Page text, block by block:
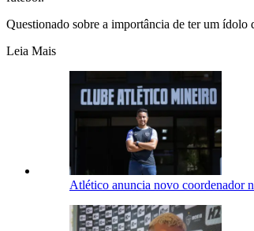
Questionado sobre a importância de ter um ídolo
Leia Mais
Atlético anuncia novo coordenador